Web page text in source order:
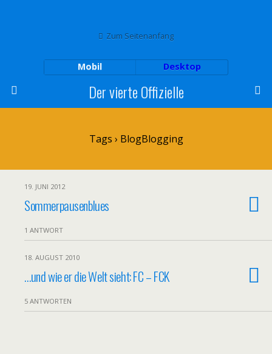
Zum Seitenanfang
Mobil Desktop
Der vierte Offizielle
Tags › BlogBlogging
19. JUNI 2012
Sommerpausenblues
1 ANTWORT
18. AUGUST 2010
…und wie er die Welt sieht: FC – FCK
5 ANTWORTEN